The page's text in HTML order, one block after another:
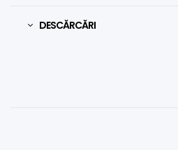
DESCĂRCĂRI